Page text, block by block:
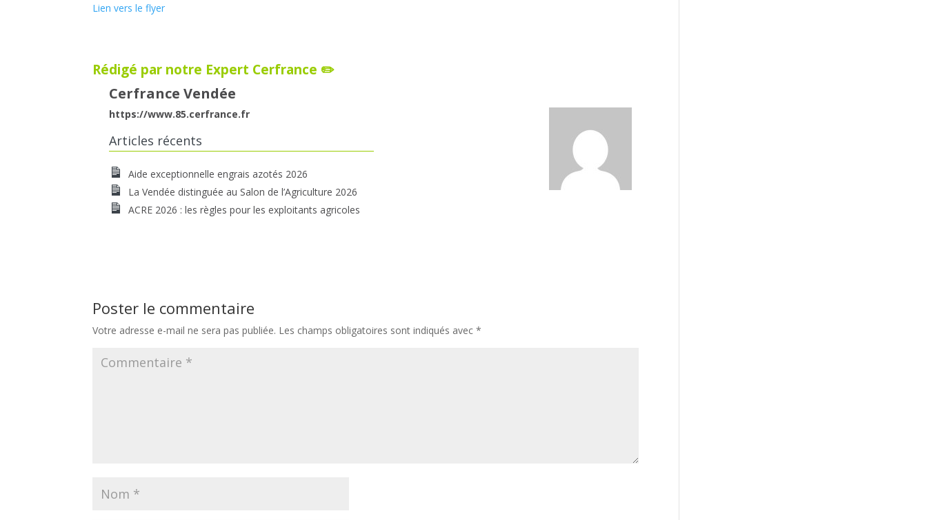
Lien vers le flyer
Rédigé par notre Expert Cerfrance ✏️
Cerfrance Vendée
https://www.85.cerfrance.fr
Articles récents
Aide exceptionnelle engrais azotés 2026
La Vendée distinguée au Salon de l’Agriculture 2026
ACRE 2026 : les règles pour les exploitants agricoles
Poster le commentaire
Votre adresse e-mail ne sera pas publiée. Les champs obligatoires sont indiqués avec*